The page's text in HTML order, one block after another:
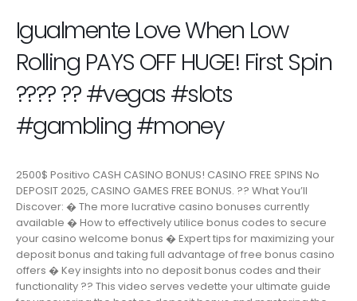
Igualmente Love When Low
Rolling PAYS OFF HUGE! First Spin
???? ?? #vegas #slots
#gambling #money
2500$ Positivo CASH CASINO BONUS! CASINO FREE SPINS No
DEPOSIT 2025, CASINO GAMES FREE BONUS. ?? What You’ll
Discover: � The more lucrative casino bonuses currently
available � How to effectively utilice bonus codes to secure
your casino welcome bonus � Expert tips for maximizing your
deposit bonus and taking full advantage of free bonus casino
offers � Key insights into no deposit bonus codes and their
functionality ?? This video serves vedette your ultimate guide